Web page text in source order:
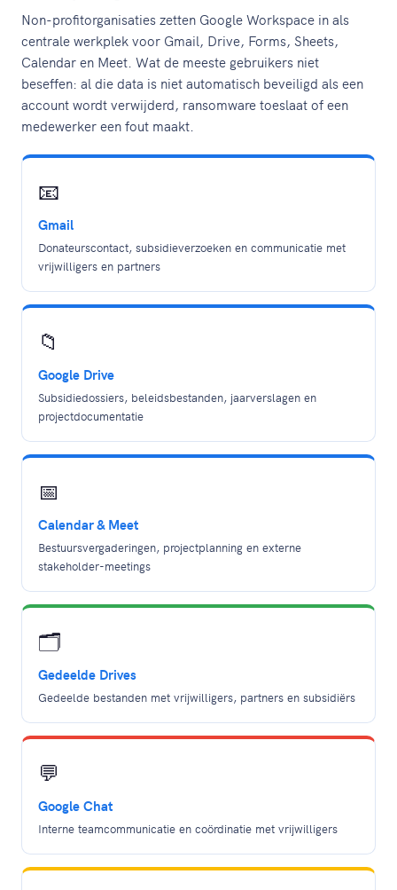
Non-profitorganisaties zetten Google Workspace in als
centrale werkplek voor Gmail, Drive, Forms, Sheets,
Calendar en Meet. Wat de meeste gebruikers niet
beseffen: al die data is niet automatisch beveiligd als een
account wordt verwijderd, ransomware toeslaat of een
medewerker een fout maakt.
📧
Gmail
Donateurscontact, subsidieverzoeken en communicatie met
vrijwilligers en partners
📁
Google Drive
Subsidiedossiers, beleidsbestanden, jaarverslagen en
projectdocumentatie
📅
Calendar & Meet
Bestuursvergaderingen, projectplanning en externe
stakeholder-meetings
🗂️
Gedeelde Drives
Gedeelde bestanden met vrijwilligers, partners en subsidiërs
💬
Google Chat
Interne teamcommunicatie en coördinatie met vrijwilligers